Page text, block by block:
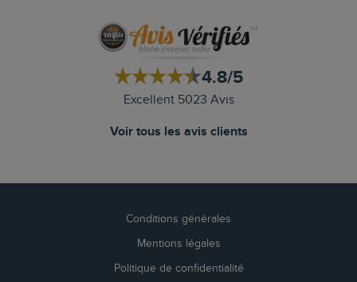
4.8/5
Excellent 5023 Avis
Voir tous les avis clients
Conditions générales
Mentions légales
Politique de confidentialité